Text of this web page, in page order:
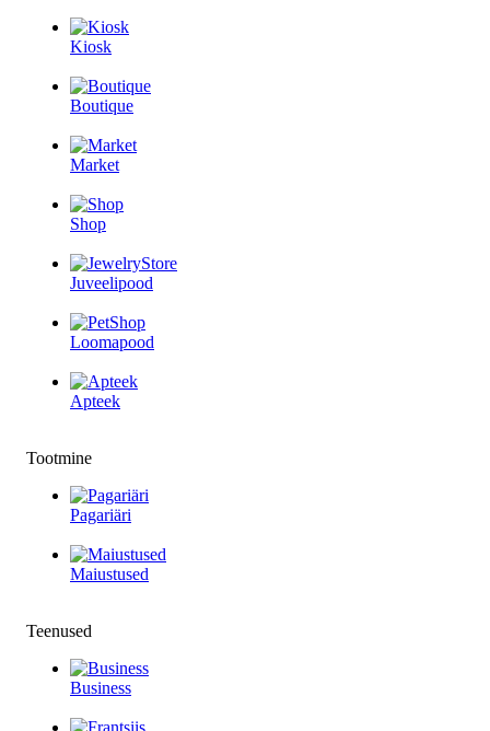
Kiosk
Boutique
Market
Shop
Juveelipood
Loomapood
Apteek
Tootmine
Pagariäri
Maiustused
Teenused
Business